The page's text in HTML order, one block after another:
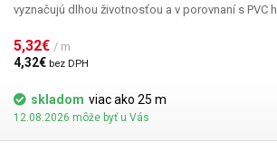
vyznačujú dlhou životnosťou a v porovnaní s PVC
Uvedená cena je za 1 m
5,32€ / m
4,32€ bez DPH
skladom viac ako 25 m
12.08.2026 môže byť u Vás